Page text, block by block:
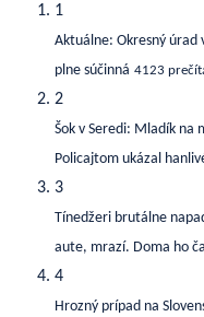
1
Aktuálne: Okresný úrad
plne súčinná 4123
2
Šok v Seredi: Mladík
Policajtom ukázal
3
Tínedžeri brutálne
aute, mrazí. Doma ho
4
Hrozný prípad na